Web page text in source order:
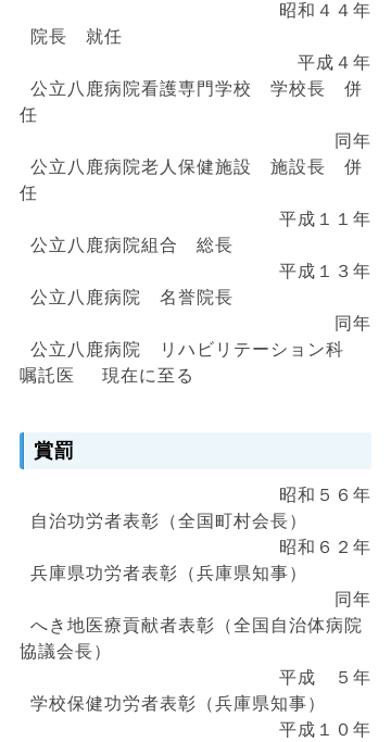
昭和４４年
院長 就任
平成４年
公立八鹿病院看護専門学校 学校長 併
任
同年
公立八鹿病院老人保健施設 施設長 併
任
平成１１年
公立八鹿病院組合 総長
平成１３年
公立八鹿病院 名誉院長
同年
公立八鹿病院 リハビリテーション科
嘱託医 現在に至る
賞罰
昭和５６年
自治功労者表彰（全国町村会長）
昭和６２年
兵庫県功労者表彰（兵庫県知事）
同年
へき地医療貢献者表彰（全国自治体病院
協議会長）
平成 ５年
学校保健功労者表彰（兵庫県知事）
平成１０年